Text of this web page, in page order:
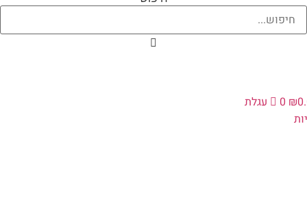
₪
0
עגלת